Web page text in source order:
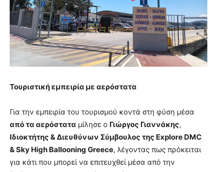
Τουριστική εμπειρία με αερόστατα
Για την εμπειρία του τουρισμού κοντά στη φύση μέσα
από τα αερόστατα μίλησε ο Γιώργος Γιαννάκης,
Ιδιοκτήτης & Διευθύνων Σύμβουλος της Explore DMC
& Sky High Ballooning Greece, λέγοντας πως πρόκειται
για κάτι που μπορεί να επιτευχθεί μέσα από την